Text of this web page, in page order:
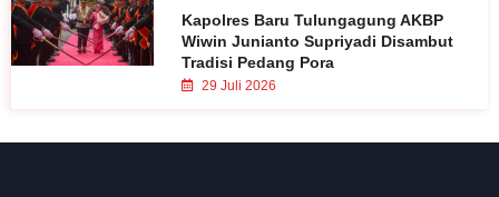
Kapolres Baru Tulungagung AKBP
Wiwin Junianto Supriyadi Disambut
Tradisi Pedang Pora
29 Juli 2026